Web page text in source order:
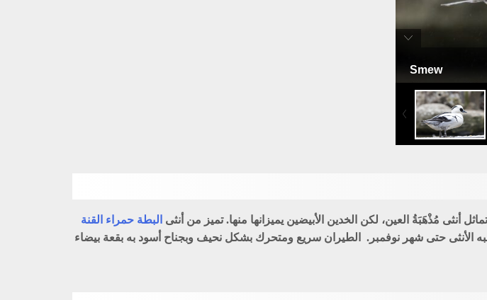
Smew
مقششة بيضاء
مُذْهَبَةُ العين، لكن الخدين الأبيضين يميزانها منها. تميز من أنثى البطة حمراء القنة
الأنثى حتى شهر نوفمبر. الطيران سريع ومتحرك بشكل نحيف وبجناح أسود به بقعة بيضاء